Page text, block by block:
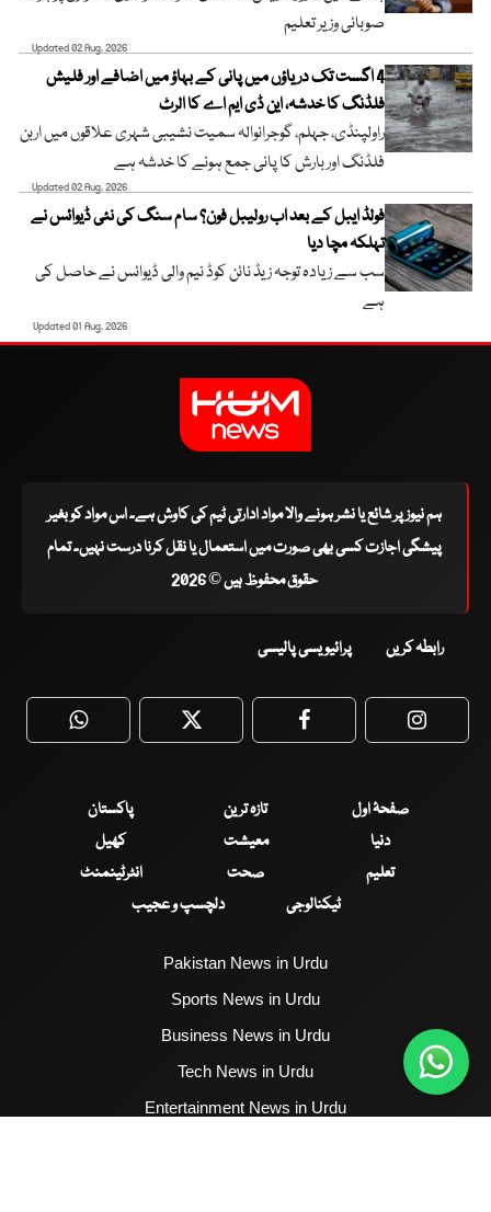
صوبائی وزیر تعلیم
Updated 02 Aug, 2026
4 اگست تک دریاؤں میں پانی کے بہاؤ میں اضافے اور فلیش
فلڈنگ کا خدشہ، این ڈی ایم اے کا الرٹ
راولپنڈی، جہلم، گوجرانوالہ سمیت نشیبی شہری علاقوں میں اربن
فلڈنگ اور بارش کا پانی جمع ہونے کا خدشہ ہے
Updated 02 Aug, 2026
فولڈ ایبل کے بعد اب رولیبل فون؟ سام سنگ کی نئی ڈیوائس نے
تہلکہ مچا دیا
سب سے زیادہ توجہ زیڈ نائن کوڈ نیم والی ڈیوائس نے حاصل کی
ہے
Updated 01 Aug, 2026
ہم نیوز پر شائع یا نشر ہونے والا مواد ادارتی ٹیم کی کاوش ہے۔ اس مواد کو بغیر
پیشگی اجازت کسی بھی صورت میں استعمال یا نقل کرنا درست نہیں۔ تمام
حقوق محفوظ ہیں © 2026
رابطہ کریں پرائیویسی پالیسی
WhatsApp Twitter Facebook
صفحۂ اول تازہ ترین
پاکستان
دنیا
معیشت
کھیل
تعلیم
صحت
انٹرٹینمنٹ
ٹیکنالوجی
دلچسپ و عجیب
Pakistan News in Urdu
Sports News in Urdu
Business News in Urdu
Tech News in Urdu
Entertainment News in Urdu